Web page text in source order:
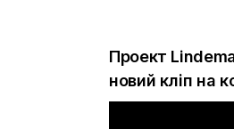
Проект
новий кліп на